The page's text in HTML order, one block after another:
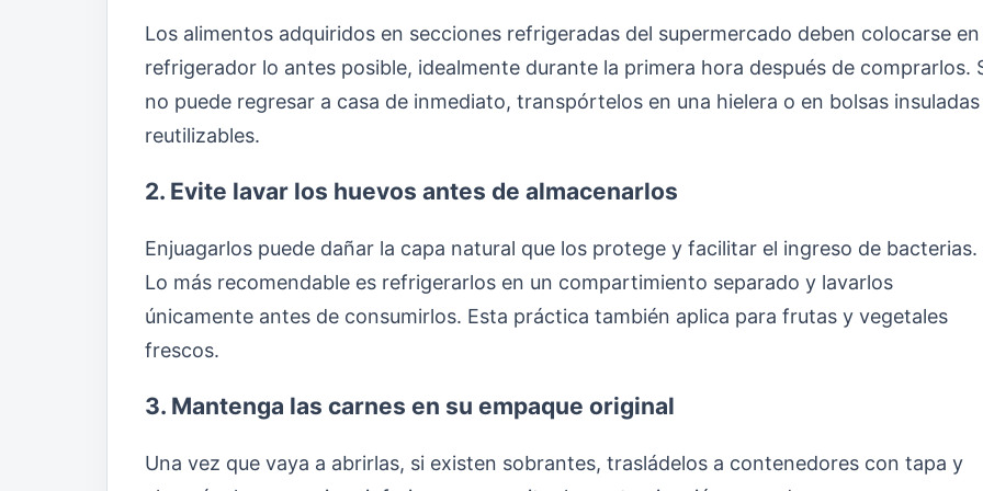
Los alimentos adquiridos en secciones refrigeradas del supermercado deben colocarse en
refrigerador lo antes posible, idealmente durante la primera hora después de comprarlos.
no puede regresar a casa de inmediato, transpórtelos en una hielera o en bolsas insuladas
reutilizables.
2. Evite lavar los huevos antes de almacenarlos
Enjuagarlos puede dañar la capa natural que los protege y facilitar el ingreso de bacterias.
Lo más recomendable es refrigerarlos en un compartimiento separado y lavarlos
únicamente antes de consumirlos. Esta práctica también aplica para frutas y vegetales
frescos.
3. Mantenga las carnes en su empaque original
Una vez que vaya a abrirlas, si existen sobrantes, trasládelos a contenedores con tapa y